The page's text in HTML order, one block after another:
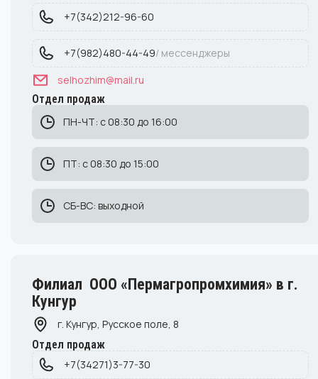
+7(342)212-96-60
+7(982)480-44-49/ мессенджеры
selhozhim@mail.ru
Отдел продаж
ПН-ЧТ: с 08:30 до 16:00
ПТ: с 08:30 до 15:00
СБ-ВС: выходной
Филиал ООО «Пермагропромхимия» в г.
Кунгур
г. Кунгур, Русское поле, 8
Отдел продаж
+7(34271)3-77-30